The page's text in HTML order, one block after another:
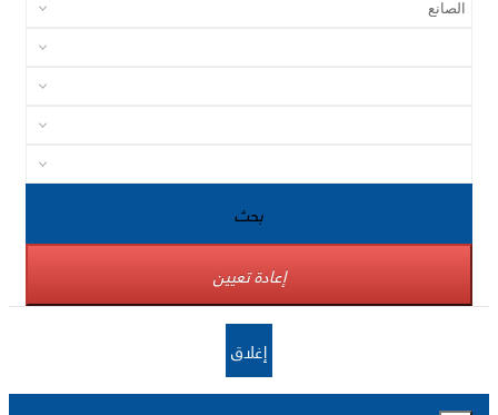
بحث
إعادة تعيين
إغلاق